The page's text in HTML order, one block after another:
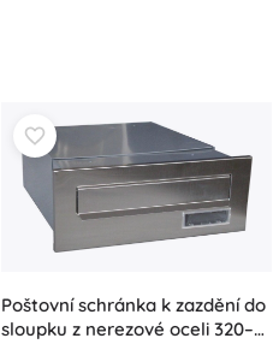
Poštovní schránka k zazdění do
sloupku z nerezové oceli 320–